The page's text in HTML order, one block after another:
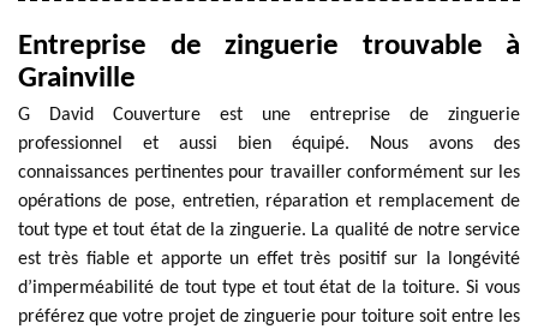
Entreprise de zinguerie trouvable à
Grainville
G David Couverture est une entreprise de zinguerie
professionnel et aussi bien équipé. Nous avons des
connaissances pertinentes pour travailler conformément sur les
opérations de pose, entretien, réparation et remplacement de
tout type et tout état de la zinguerie. La qualité de notre service
est très fiable et apporte un effet très positif sur la longévité
d’imperméabilité de tout type et tout état de la toiture. Si vous
préférez que votre projet de zinguerie pour toiture soit entre les